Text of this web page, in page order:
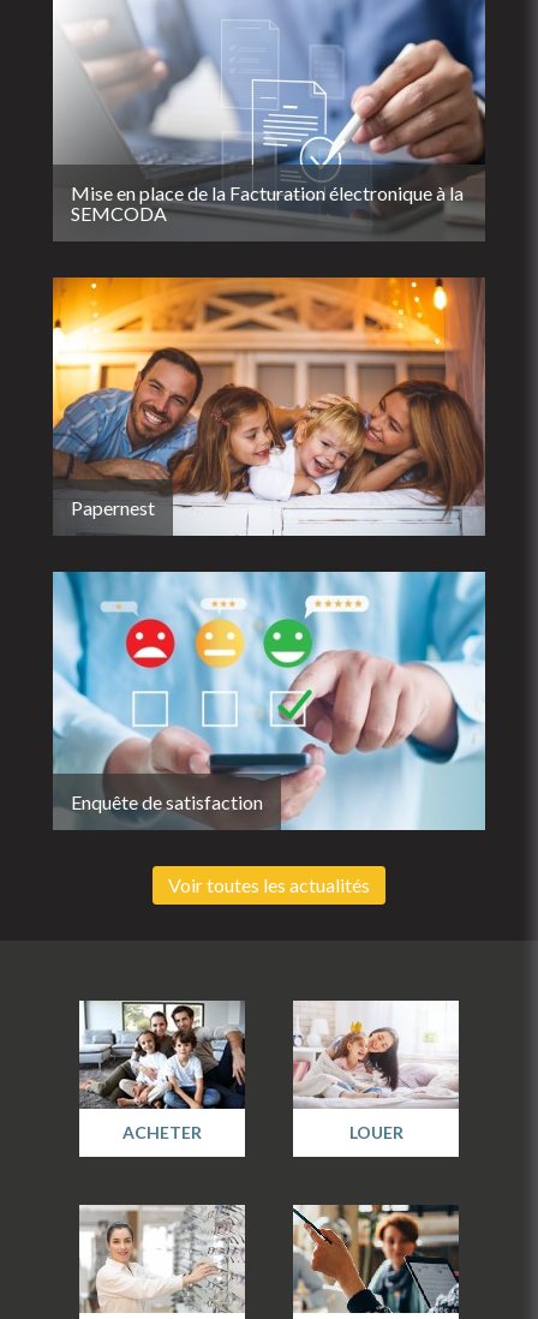
Mise en place de la Facturation électronique à la
SEMCODA
Papernest
Enquête de satisfaction
Voir toutes les actualités
ACHETER LOUER